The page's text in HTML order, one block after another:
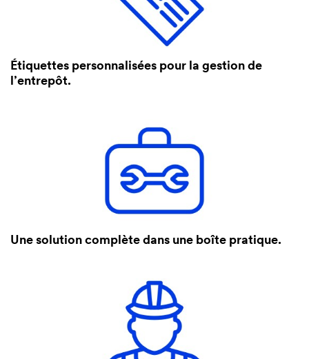
Étiquettes personnalisées pour la gestion de
l’entrepôt.
Une solution complète dans une boîte pratique.